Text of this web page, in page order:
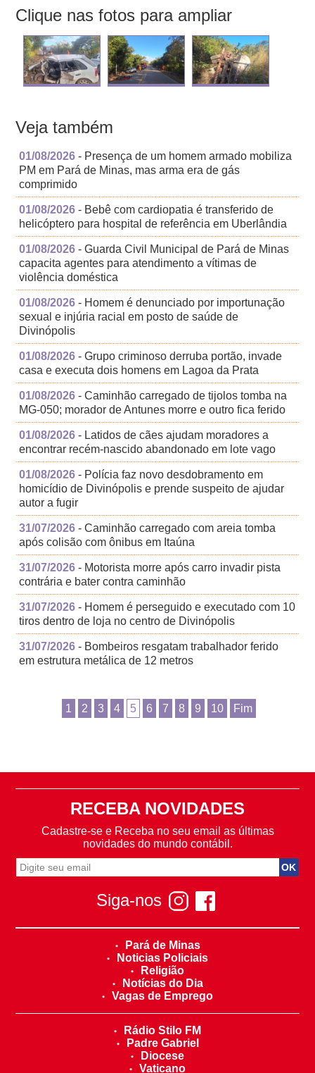
Clique nas fotos para ampliar
Veja também
01/08/2026 - Presença de um homem armado mobiliza
PM em Pará de Minas, mas arma era de gás
comprimido
01/08/2026 - Bebê com cardiopatia é transferido de
helicóptero para hospital de referência em Uberlândia
01/08/2026 - Guarda Civil Municipal de Pará de Minas
capacita agentes para atendimento a vítimas de
violência doméstica
01/08/2026 - Homem é denunciado por importunação
sexual e injúria racial em posto de saúde de
Divinópolis
01/08/2026 - Grupo criminoso derruba portão, invade
casa e executa dois homens em Lagoa da Prata
01/08/2026 - Caminhão carregado de tijolos tomba na
MG-050; morador de Antunes morre e outro fica ferido
01/08/2026 - Latidos de cães ajudam moradores a
encontrar recém-nascido abandonado em lote vago
01/08/2026 - Polícia faz novo desdobramento em
homicídio de Divinópolis e prende suspeito de ajudar
autor a fugir
31/07/2026 - Caminhão carregado com areia tomba
após colisão com ônibus em Itaúna
31/07/2026 - Motorista morre após carro invadir pista
contrária e bater contra caminhão
31/07/2026 - Homem é perseguido e executado com 10
tiros dentro de loja no centro de Divinópolis
31/07/2026 - Bombeiros resgatam trabalhador ferido
em estrutura metálica de 12 metros
1 2 3 4 5 6 7 8 9 10 Fim
RECEBA NOVIDADES
Cadastre-se e Receba no seu email as últimas
novidades do mundo contábil.
Siga-nos
Pará de Minas
Noticias Policiais
Religião
Notícias do Dia
Vagas de Emprego
Rádio Stilo FM
Padre Gabriel
Diocese
Vaticano